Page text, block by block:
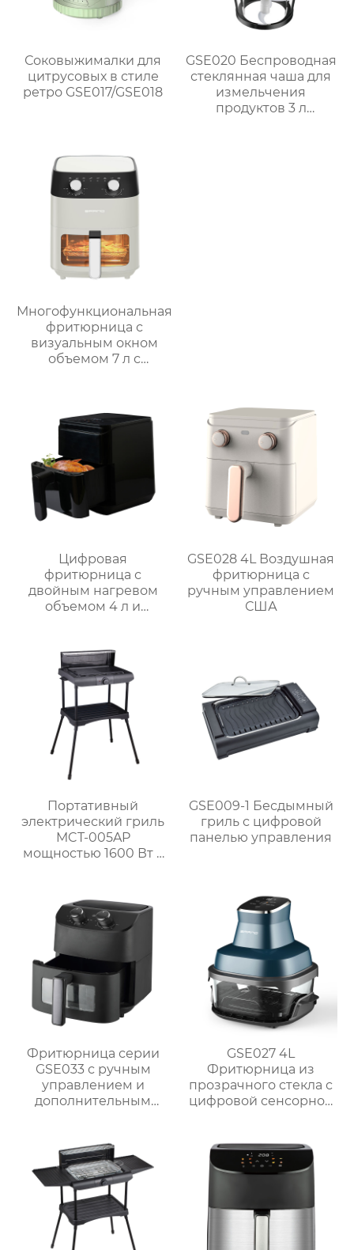
Соковыжималки для
цитрусовых в стиле
ретро GSE017/GSE018
GSE020 Беспроводная
стеклянная чаша для
измельчения
продуктов 3 л
Многофункциональная
фритюрница с
визуальным окном
объемом 7 л с
Цифровая
фритюрница с
двойным нагревом
объемом 4 л и
стали | GSE030
GSE028 4L Воздушная
фритюрница с
ручным управлением
США
Портативный
электрический гриль
MCT-005AP
мощностью 1600 Вт с
регулируемым
термостатом для
использования на
открытом воздухе
GSE009-1 Бесдымный
гриль с цифровой
панелью управления
Фритюрница серии
GSE033 с ручным
управлением и
дополнительным
GSE027 4L
Фритюрница из
прозрачного стекла с
цифровой сенсорной